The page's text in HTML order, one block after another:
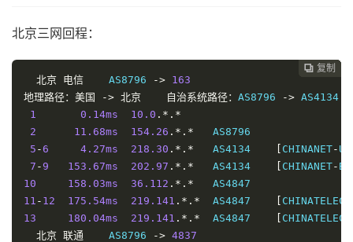
北京三网回程：
 复制
 复制
 复制
 复制
 复制
 复制
北京 电信
    AS8796
-> 163
地理路径：美国
-> 北京 自治系统路径： AS8796 -> AS4134
1
0.14ms 10.0 .*.*
2
11.68ms 154.26 .*.*
5 -6 4.27ms 218.30 .*.*
   AS4134
[ CHINANET- US
7 -9 153.67ms 202.97 .*.*
   AS4134
[ CHINANET- BB
10
158.03ms 36.112 .*.*
11 - 12 175.54ms 219.141 .*.*
  AS4847
[
13
180.04ms 219.141 .*.*
  AS4847
[
北京 联通
    AS8796
-> 4837